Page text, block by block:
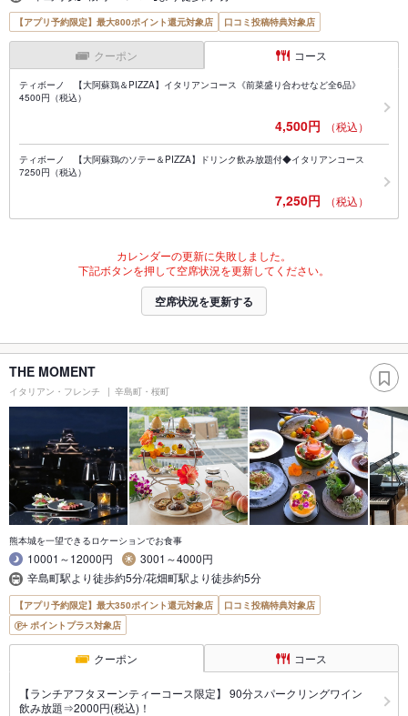
【アプリ予約限定】最大800ポイント還元対象店 口コミ投稿特典対象店
クーポン コース
ティボーノ 【大阿蘇鶏＆PIZZA】イタリアンコース《前菜盛り合わせなど全6品》
4500円（税込）
4,500円 （税込）
ティボーノ 【大阿蘇鶏のソテー＆PIZZA】ドリンク飲み放題付◆イタリアンコース
7250円（税込）
7,250円 （税込）
カレンダーの更新に失敗しました。
下記ボタンを押して空席状況を更新してください。
空席状況を更新する
THE MOMENT
イタリアン・フレンチ 辛島町・桜町
熊本城を一望できるロケーションでお食事
10001～12000円
3001～4000円
辛島町駅より徒歩約5分/花畑町駅より徒歩約5分
【アプリ予約限定】最大350ポイント還元対象店
口コミ投稿特典対象店
ポイントプラス対象店
クーポン コース
【ランチアフタヌーンティーコース限定】 90分スパークリングワイン
飲み放題⇒2000円(税込)！